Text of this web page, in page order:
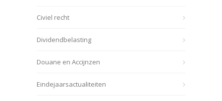
Civiel recht
Dividendbelasting
Douane en Accijnzen
Eindejaarsactualiteiten